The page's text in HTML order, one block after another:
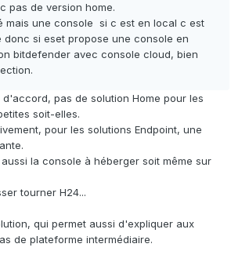
pas de version home.
mais une console si c est en local c est
donc si eset propose une console en
bitdefender avec console cloud, bien
pas de solution Home pour les
soit-elles.
pour les solutions Endpoint, une
la console à héberger soit même sur
tourner H24...
qui permet aussi d'expliquer aux
de plateforme intermédiaire.